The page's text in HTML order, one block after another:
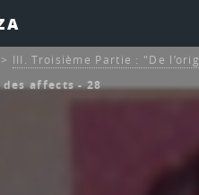
> III. Troisième Partie : "De
affects - 28